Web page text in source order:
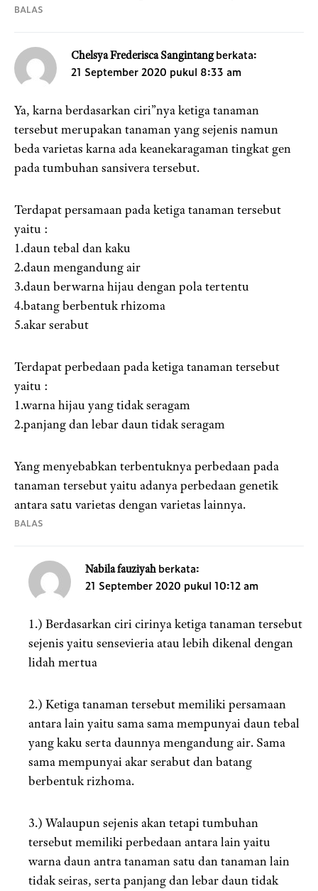
BALAS
Chelsya Frederisca Sangintang berkata:
21 September 2020 pukul 8:33 am
Ya, karna berdasarkan ciri”nya ketiga tanaman
tersebut merupakan tanaman yang sejenis namun
beda varietas karna ada keanekaragaman tingkat gen
pada tumbuhan sansivera tersebut.
Terdapat persamaan pada ketiga tanaman tersebut
yaitu :
1.daun tebal dan kaku
2.daun mengandung air
3.daun berwarna hijau dengan pola tertentu
4.batang berbentuk rhizoma
5.akar serabut
Terdapat perbedaan pada ketiga tanaman tersebut
yaitu :
1.warna hijau yang tidak seragam
2.panjang dan lebar daun tidak seragam
Yang menyebabkan terbentuknya perbedaan pada
tanaman tersebut yaitu adanya perbedaan genetik
antara satu varietas dengan varietas lainnya.
BALAS
Nabila fauziyah berkata:
21 September 2020 pukul 10:12 am
1.) Berdasarkan ciri cirinya ketiga tanaman tersebut
sejenis yaitu sensevieria atau lebih dikenal dengan
lidah mertua
2.) Ketiga tanaman tersebut memiliki persamaan
antara lain yaitu sama sama mempunyai daun tebal
yang kaku serta daunnya mengandung air. Sama
sama mempunyai akar serabut dan batang
berbentuk rizhoma.
3.) Walaupun sejenis akan tetapi tumbuhan
tersebut memiliki perbedaan antara lain yaitu
warna daun antra tanaman satu dan tanaman lain
tidak seiras, serta panjang dan lebar daun tidak